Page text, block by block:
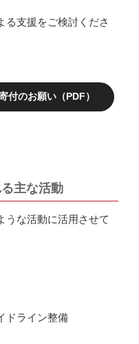
る支援をご検討くださ
付のお願い（PDF）
主な活動
うな活動に活用させて
ドライン整備